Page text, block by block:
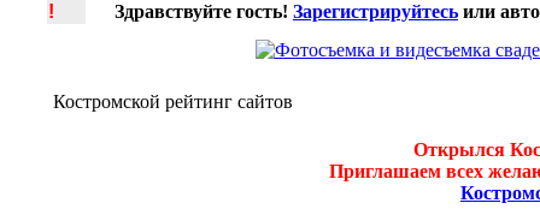
! Здравствуйте гость! Зарегистрируйтесь или
Костромской рейтинг сайтов
Открылся
Приглашаем всех